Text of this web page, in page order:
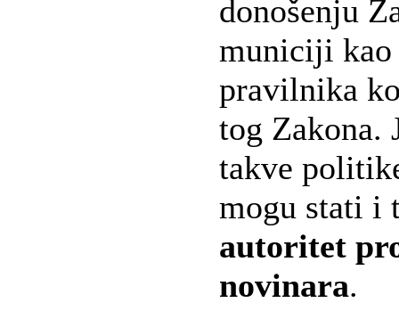
donošenju
municiji kao
pravilnika
tog Zakona.
takve
mogu stati i
autoritet
novinara.